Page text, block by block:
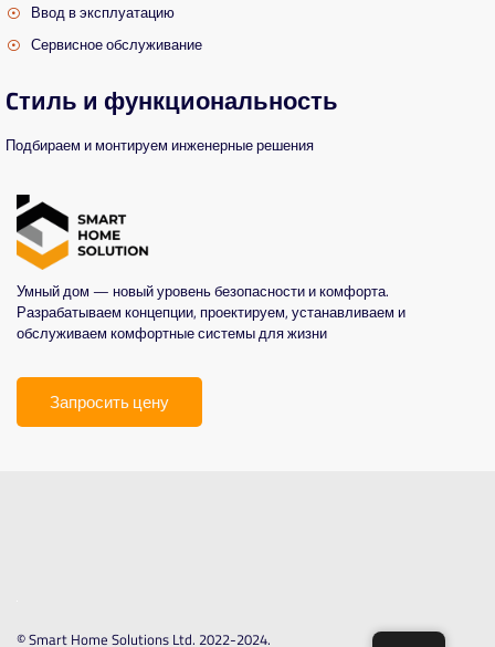
Умный дом — новый уровень безопасности и комфорта.
Разрабатываем концепции, проектируем, устанавливаем и
обслуживаем комфортные системы для жизни
Запросить цену
Ввод в эксплуатацию
Сервисное обслуживание
Cтиль и функциональность
Подбираем и монтируем инженерные решения
© Smart Home Solutions Ltd. 2022-2024.